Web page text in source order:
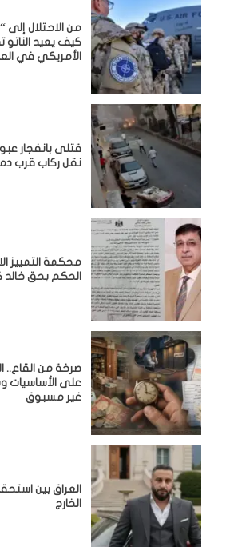
من الاحتلال إلى
كيف يعيد الناتو
الأمريكي في
قتلى بانفجار
نقل ركاب قرب
محكمة التمييز
الحكم بحق خالد
صرخة من القاع..
على الأساسيات
غير مسبوق
‏العراق بين
الخارج